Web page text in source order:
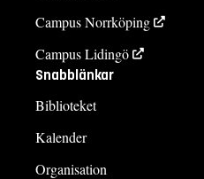
Campus Norrköping
Campus Lidingö
Snabblänkar
Biblioteket
Kalender
Organisation